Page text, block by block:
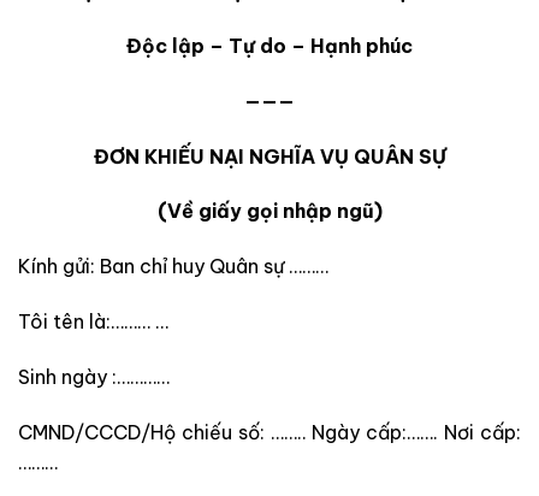
Độc lập – Tự do – Hạnh phúc
———
ĐƠN KHIẾU NẠI NGHĨA VỤ QUÂN SỰ
(Về giấy gọi nhập ngũ)
Kính gửi: Ban chỉ huy Quân sự ………
Tôi tên là:……… …
Sinh ngày :…………
CMND/CCCD/Hộ chiếu số: …….. Ngày cấp:……. Nơi cấp:
………